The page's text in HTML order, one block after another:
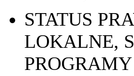
STATUS
LOKALNE,